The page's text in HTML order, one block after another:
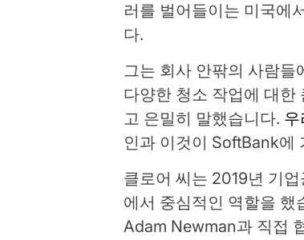
러를 벌어들이는 미국에
다.
그는 회사 안팎의 사람들
다양한 청소 작업에 대
고 은밀히 말했습니다.
인과 이것이 SoftBank에
클로어 씨는 2019년 기
에서 중심적인 역할을 했
Adam Newman과 직접